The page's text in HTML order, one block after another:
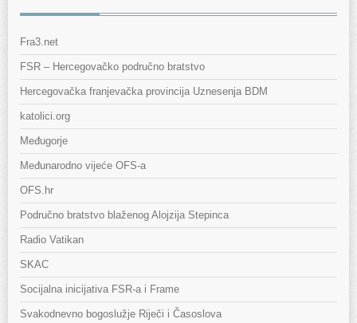
Fra3.net
FSR – Hercegovačko područno bratstvo
Hercegovačka franjevačka provincija Uznesenja BDM
katolici.org
Međugorje
Međunarodno vijeće OFS-a
OFS.hr
Područno bratstvo blaženog Alojzija Stepinca
Radio Vatikan
SKAC
Socijalna inicijativa FSR-a i Frame
Svakodnevno bogoslužje Riječi i Časoslova